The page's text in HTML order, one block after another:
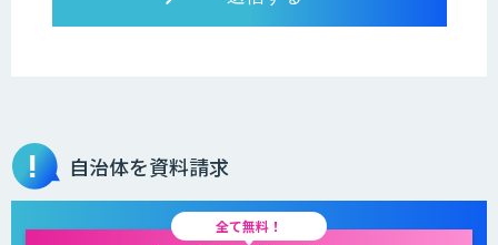
自治体を資料請求
全て無料！